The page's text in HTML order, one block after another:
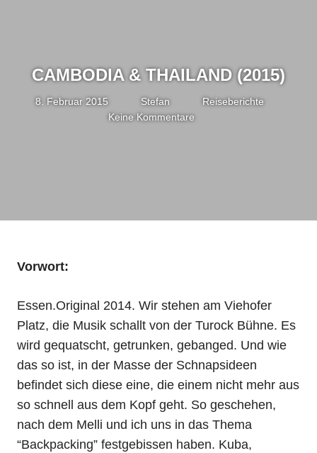
CAMBODIA & THAILAND (2015)
8. Februar 2015 Stefan
Reiseberichte
Keine Kommentare
Vorwort:
Essen.Original 2014. Wir stehen am Viehofer
Platz, die Musik schallt von der Turock Bühne. Es
wird gequatscht, getrunken, gebanged. Und wie
das so ist, in der Masse der Schnapsideen
befindet sich diese eine, die einem nicht mehr aus
so schnell aus dem Kopf geht. So geschehen,
nach dem Melli und ich uns in das Thema
“Backpacking” festgebissen haben. Kuba,